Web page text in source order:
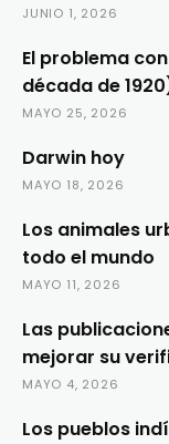
JUNIO 1, 2026
El problema
década de
MAYO 25, 2026
Darwin hoy
MAYO 18, 2026
Los animales
todo el mundo
MAYO 11, 2026
Las
mejorar su
MAYO 4, 2026
Los pueblos